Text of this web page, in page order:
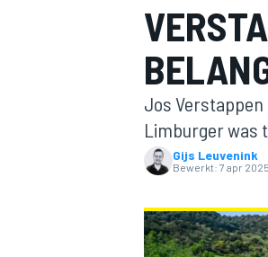
Jos
Limburger was
Gijs Leuvenink
Bewerkt: 7 apr